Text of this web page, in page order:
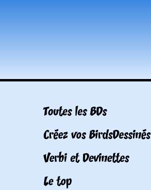
Toutes les BDs
Créez vos BirdsDessinés
Verbi et Devinettes
Le top